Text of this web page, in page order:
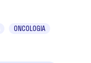
ONCOLOGIA